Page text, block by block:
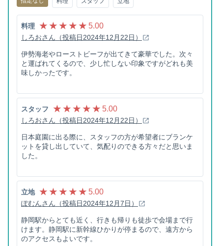
料理 ★ ★ ★ ★ ★ 5.00
しろおさん（投稿日2024年12月22日）
伊勢海老やローストビーフが出てきて豪華でした。次々
と運ばれてくるので、少し忙しない印象ですがどれも美
味しかったです。
スタッフ ★ ★ ★ ★ ★ 5.00
しろおさん（投稿日2024年12月22日）
日本庭園に出る際に、スタッフの方が希望者にブランケ
ットを貸し出していて、気配りのできる方々だと思いま
した。
立地 ★ ★ ★ ★ ★ 5.00
ぽむんさん（投稿日2024年12月7日）
静岡駅からとても近く、行きも帰りも徒歩で会場まで行
けます。静岡駅に新幹線ひかりが停まるので、遠方から
のアクセスもよいです。